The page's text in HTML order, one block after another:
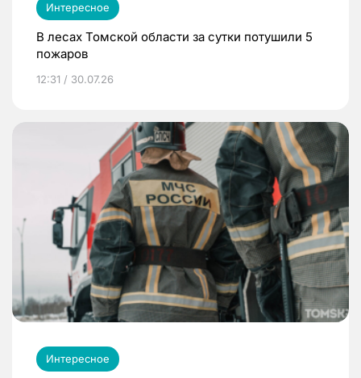
Интересное
В лесах Томской области за сутки потушили 5
пожаров
12:31 / 30.07.26
Интересное